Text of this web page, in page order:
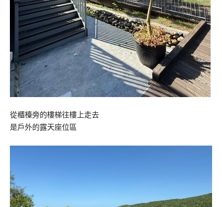
從櫃檯旁的樓梯往樓上走去
是戶外的露天座位區